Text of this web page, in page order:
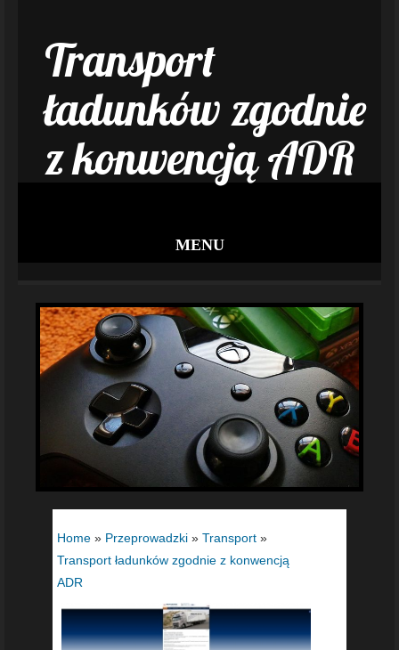
Transport
ładunków zgodnie
z konwencją ADR
MENU
Home » Przeprowadzki » Transport »
Transport ładunków zgodnie z konwencją
ADR